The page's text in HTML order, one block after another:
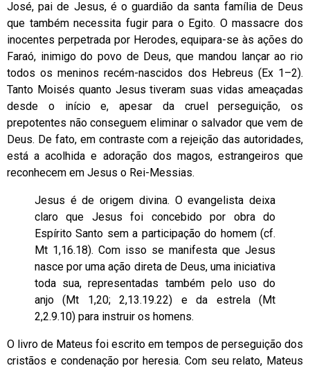
José, pai de Jesus, é o guardião da santa família de Deus
que também necessita fugir para o Egito. O massacre dos
inocentes perpetrada por Herodes, equipara-se às ações do
Faraó, inimigo do povo de Deus, que mandou lançar ao rio
todos os meninos recém-nascidos dos Hebreus (Ex 1–2).
Tanto Moisés quanto Jesus tiveram suas vidas ameaçadas
desde o início e, apesar da cruel perseguição, os
prepotentes não conseguem eliminar o salvador que vem de
Deus. De fato, em contraste com a rejeição das autoridades,
está a acolhida e adoração dos magos, estrangeiros que
reconhecem em Jesus o Rei-Messias.
Jesus é de origem divina. O evangelista deixa
claro que Jesus foi concebido por obra do
Espírito Santo sem a participação do homem (cf.
Mt 1,16.18). Com isso se manifesta que Jesus
nasce por uma ação direta de Deus, uma iniciativa
toda sua, representadas também pelo uso do
anjo (Mt 1,20; 2,13.19.22) e da estrela (Mt
2,2.9.10) para instruir os homens.
O livro de Mateus foi escrito em tempos de perseguição dos
cristãos e condenação por heresia. Com seu relato, Mateus